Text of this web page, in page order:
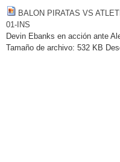
BALON PIRATAS VS
01-INS
Devin Ebanks en acción ante
Tamaño de archivo: 532 KB